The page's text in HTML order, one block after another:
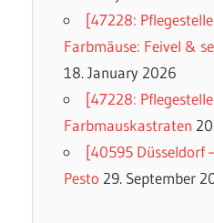
[47228:
Farbmäuse: Feivel &
18. January 2026
[47228:
Farbmauskastraten
[40595 Düsseldorf
Pesto 29. September